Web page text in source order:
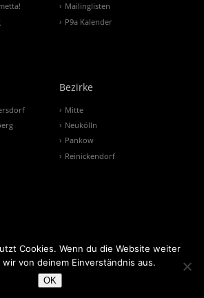
Mailinglisten
P9a Kalender
Bezirke
Mitte
Neukölln
Pankow
Reinickendorf
Cookies. Wenn du die Website weiter
von deinem Einverständnis aus.
OK